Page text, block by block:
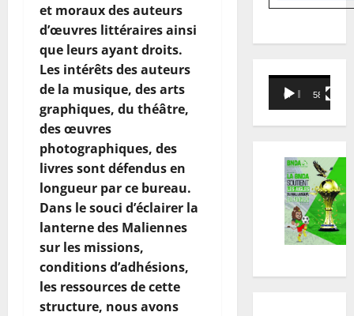
et moraux des auteurs
d’œuvres littéraires ainsi
que leurs ayant droits.
Les intérêts des auteurs
de la musique, des arts
graphiques, du théâtre,
des œuvres
photographiques, des
livres sont défendus en
longueur par ce bureau.
Dans le souci d’éclairer la
lanterne des Maliennes
sur les missions,
conditions d’adhésions,
les ressources de cette
structure, nous avons
Lecteur
vidéo
00:00 58:18